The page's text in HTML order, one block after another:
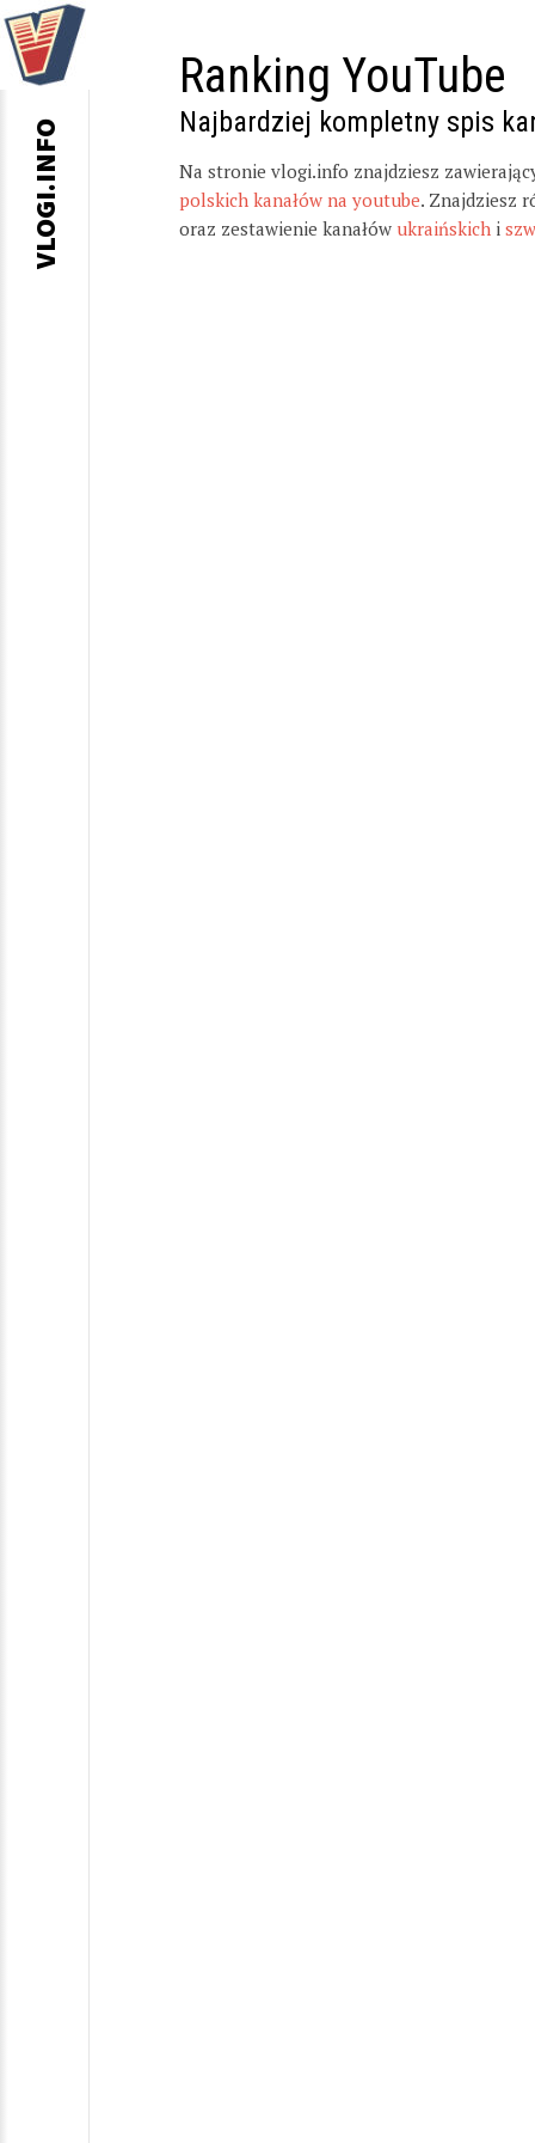
Ranking YouTube
Najbardziej kompletny spis
Na stronie vlogi.info znajdziesz
polskich kanałów na youtube. Znajdziesz
oraz zestawienie kanałów ukraińskich i
VLOGI.INFO